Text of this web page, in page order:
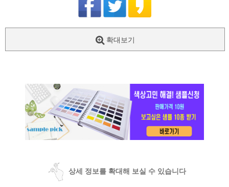
확대보기
상세 정보를 확대해 보실 수 있습니다